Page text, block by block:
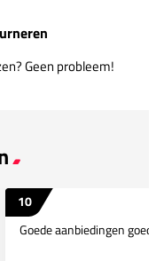
Geen probleem!
10
Goede aanbiedingen